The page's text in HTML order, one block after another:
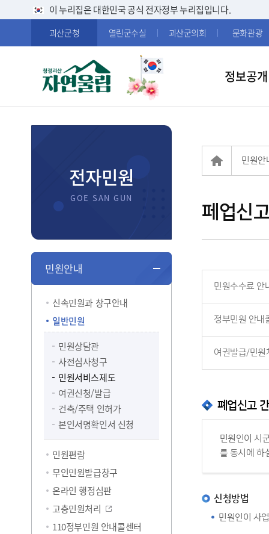
이 누리집은 대한민국 공식 전자정부 누리집입니다.
괴산군청 열린군수실 괴산군의회 문화관광
정보공개
전자민원
민원안내
신속민원과 창구안내
일반민원
민원상담관
사전심사청구
민원서비스제도
여권신청/발급
건축/주택 인허가
본인서명확인서 신청
민원편람
무인민원발급창구
온라인 행정심판
고충민원처리
110정부민원 안내콜센터
페업신
민원안
민원수수료 안
정부민원 안내
여권발급/민원
폐업신고
민원인이 시
를 동시에 하
신청방법
민원인이 사